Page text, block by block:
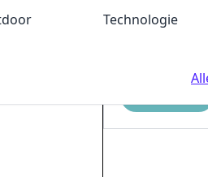
Technologie